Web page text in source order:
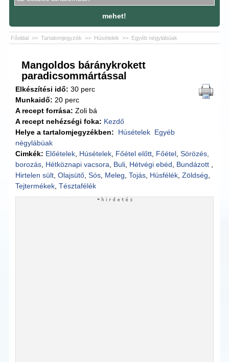
mehet!
Főoldal >> Tartalomjegyzék >> Húsételek >> Egyéb négylábúak
Mangoldos báránykrokett
paradicsommártással
Elkészítési idő: 30 perc
Munkaidő: 20 perc
A recept forrása: Zoli bá
A recept nehézségi foka: Kezdő
Helye a tartalomjegyzékben:
Húsételek Egyéb
négylábúak
Cimkék: Előételek Húsételek Főétel előtt Főétel ,Sörözés,
borozás Hétköznapi vacsora Buli Hétvégi ebéd Bundázott
Hirtelen sült ,Olajsütő ,Sós Meleg ,Tojás Húsfélék ,Zöldség
Tejtermékek ,Tésztafélék